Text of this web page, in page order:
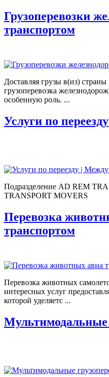
Грузоперевозки
транспортом
Доставляя грузы в(из)
грузоперевозка
особенную роль. ...
Услуги по переезду
Подразделение AD REM
TRANSPORT MOVERS
Перевозка
транспортом
Перевозка животных
интересных услуг
которой уделяетс ...
Мультимодальные